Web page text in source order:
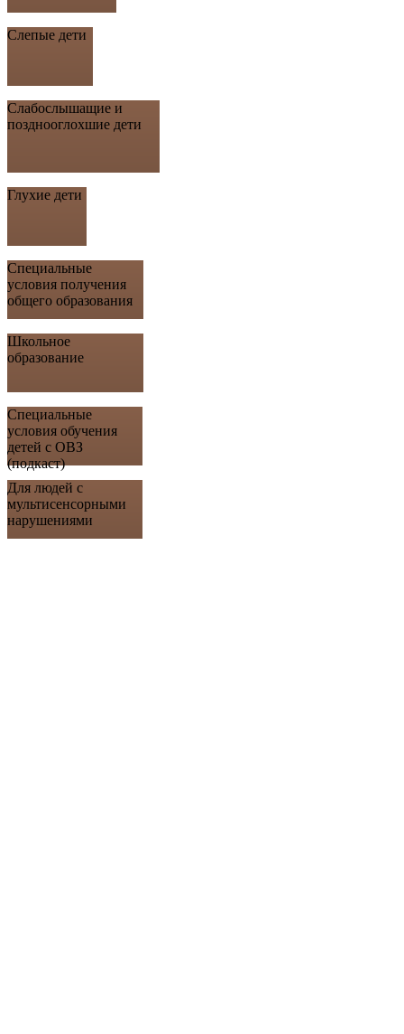
Слепые дети
Слабослышащие и
позднооглохшие дети
Глухие дети
Специальные
условия получения
общего образования
Школьное
образование
Специальные
условия обучения
детей с ОВЗ
(подкаст)
Для людей с
мультисенсорными
нарушениями